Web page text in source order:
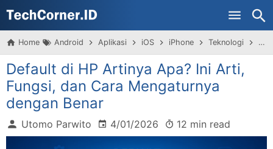
Skip to main content
Home Android Aplikasi iOS iPhone Teknologi
Default di HP Artinya Apa? Ini Arti,
Fungsi, dan Cara Mengaturnya
dengan Benar
Utomo Parwito 4/01/2026 12 min read